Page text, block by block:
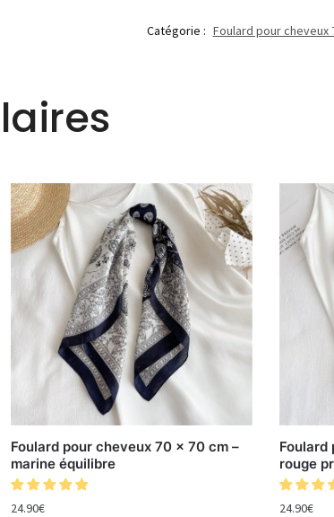
Catégorie : Foulard pour cheveux
Foulard pour cheveux 70 x 70 cm –
marine équilibre
24.90€
Foulard
rouge
24.90€